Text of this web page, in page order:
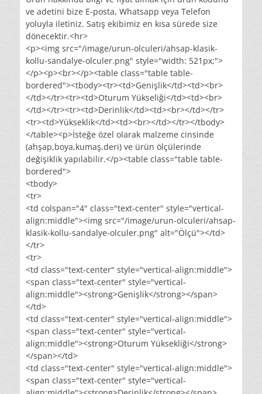
ve adetini bize E-posta, Whatsapp veya Telefon
yoluyla iletiniz. Satış ekibimiz en kısa sürede size
dönecektir.<hr>
<p><img src="/image/urun-olculeri/ahsap-klasik-
kollu-sandalye-olculer.png" style="width: 521px;">
</p><p><br></p><table class="table table-
bordered"><tbody><tr><td>Genişlik</td><td><br>
</td></tr><tr><td>Oturum Yükseliği</td><td><br>
</td></tr><tr><td>Derinlik</td><td><br></td></tr>
<tr><td>Yükseklik</td><td><br></td></tr></tbody>
</table><p>İsteğe özel olarak malzeme cinsinde
(ahşap,boya,kumaş,deri) ve ürün ölçülerinde
değişiklik yapılabilir.</p><table class="table table-
bordered">
<tbody>
<tr>
<td colspan="4" class="text-center" style="vertical-
align:middle"><img src="/image/urun-olculeri/ahsap-
klasik-kollu-sandalye-olculer.png" alt="Ölçü"></td>
</tr>
<tr>
<td class="text-center" style="vertical-align:middle">
<span class="text-center" style="vertical-
align:middle"><strong>Genişlik</strong></span>
</td>
<td class="text-center" style="vertical-align:middle">
<span class="text-center" style="vertical-
align:middle"><strong>Oturum Yüksekliği</strong>
</span></td>
<td class="text-center" style="vertical-align:middle">
<span class="text-center" style="vertical-